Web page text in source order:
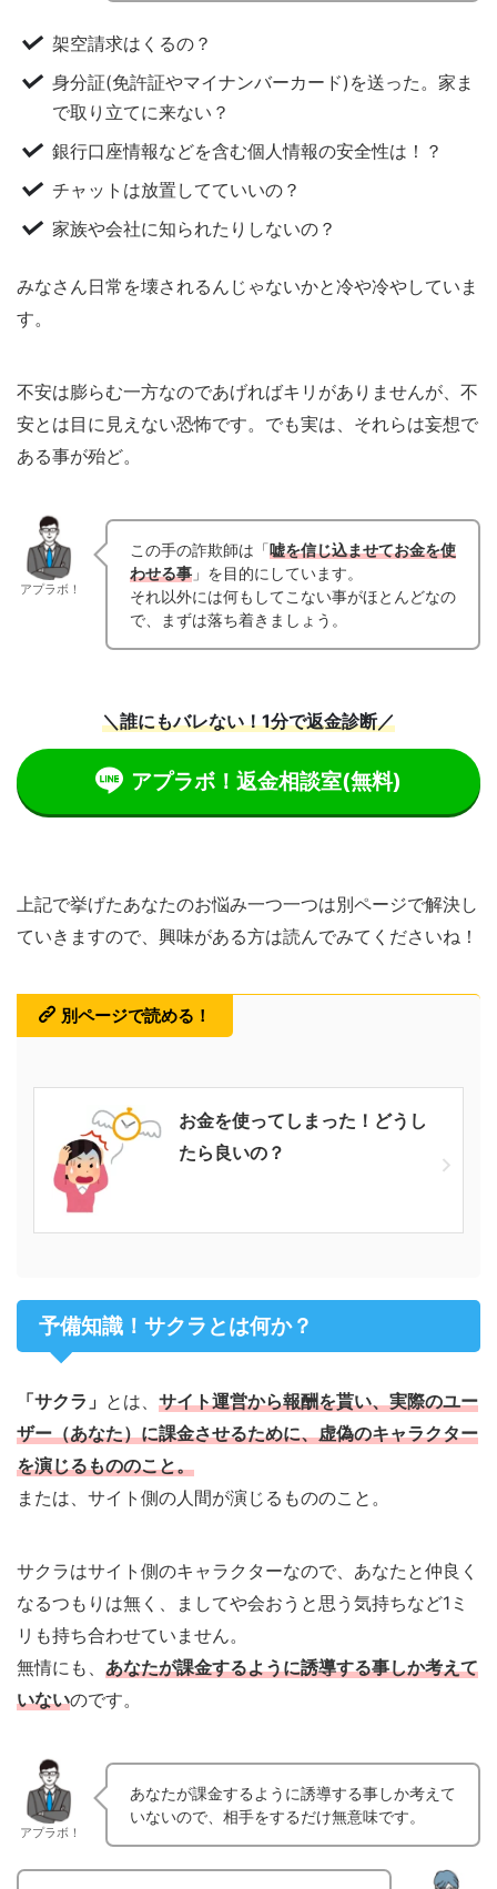
架空請求はくるの？
身分証(免許証やマイナンバーカード)を送った。家ま
で取り立てに来ない？
銀行口座情報などを含む個人情報の安全性は！？
チャットは放置してていいの？
家族や会社に知られたりしないの？
みなさん日常を壊されるんじゃないかと冷や冷やしていま
す。
不安は膨らむ一方なのであげればキリがありませんが、不
安とは目に見えない恐怖です。でも実は、それらは妄想で
ある事が殆ど。
アプラボ！
この手の詐欺師は「嘘を信じ込ませてお金を使
わせる事 」を目的にしています。
それ以外には何もしてこない事がほとんどなの
で、まずは落ち着きましょう。
＼誰にもバレない！1分で返金診断／
アプラボ！返金相談室(無料)
上記で挙げたあなたのお悩み一つ一つは別ページで解決し
ていきますので、興味がある方は読んでみてくださいね！
別ページで読める！
お金を使ってしまった！どうし
たら良いの？
予備知識！サクラとは何か？
「サクラ」 とは、 サイト運営から報酬を貰い、実際のユー
ザー（あなた）に課金させるために、虚偽のキャラクター
を演じるもののこと。
または、サイト側の人間が演じるもののこと。
サクラはサイト側のキャラクターなので、あなたと仲良く
なるつもりは無く、ましてや会おうと思う気持ちなど1ミ
リも持ち合わせていません。
無情にも、 あなたが課金するように誘導する事しか考えて
いないのです。
アプラボ！
あなたが課金するように誘導する事しか考えて
いないので、相手をするだけ無意味です。